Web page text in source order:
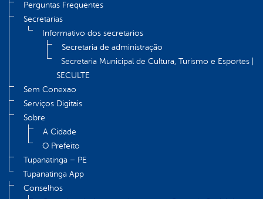
Perguntas Frequentes
Secretarias
Informativo dos secretarios
Secretaria de administração
Secretaria Municipal de Cultura, Turismo e Esportes |
SECULTE
Sem Conexao
Serviços Digitais
Sobre
A Cidade
O Prefeito
Tupanatinga – PE
Tupanatinga App
Conselhos